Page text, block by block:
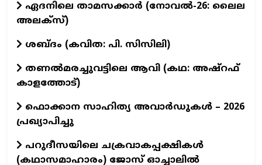
ഏദനിലെ താമസക്കാർ (നോവല്‍-26: ലൈല
അലക്‌സ്)
ശബ്ദം (കവിത: പി. സിസിലി)
തണൽമരച്ചുവട്ടിലെ ആവി (കഥ: അഷ്‌റഫ്
കാളത്തോട്)
ഫൊക്കാന സാഹിത്യ അവാർഡുകൾ – 2026
പ്രഖ്യാപിച്ചു
പറുദീസയിലെ ചക്രവാകപ്പക്ഷികൾ
(കഥാസമാഹാരം) ജോസ് ഓച്ചാലിൽ